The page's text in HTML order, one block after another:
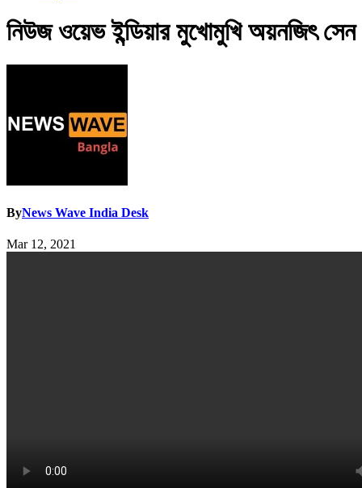
নিউজ ওয়েভ ইন্ডিয়ার মুখোমুখি অয়নজিৎ সেন
ByNews Wave India Desk
Mar 12, 2021